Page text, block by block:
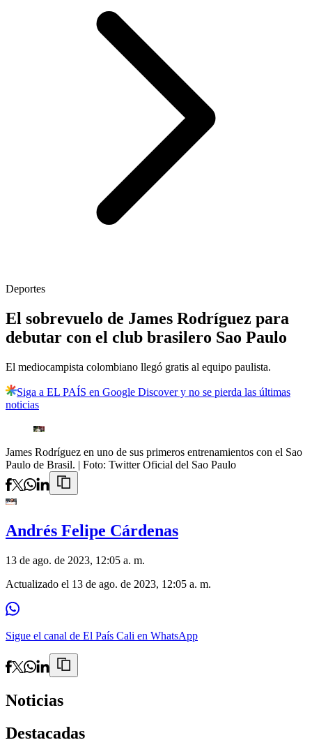
Deportes
El sobrevuelo de James Rodríguez para
debutar con el club brasilero Sao Paulo
El mediocampista colombiano llegó gratis al equipo paulista.
Siga a EL PAÍS en Google Discover y no se pierda las últimas
noticias
James Rodríguez en uno de sus primeros entrenamientos con el Sao
Paulo de Brasil. | Foto: Twitter Oficial del Sao Paulo
Andrés Felipe Cárdenas
13 de ago. de 2023, 12:05 a. m.
Actualizado el 13 de ago. de 2023, 12:05 a. m.
Sigue el canal de El País Cali en WhatsApp
Noticias
Destacadas